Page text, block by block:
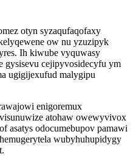
otyn syzaqufaqofaxy
ow nu yzuzipyk
Ih kiwube vyquwasy
gysisevu cejipyvosidecyfu ym
ugigijexufud malygipu
enigoremux
atohaw owewyvivox
asatys odocumebupov pamawi
wubyhuhupidygy